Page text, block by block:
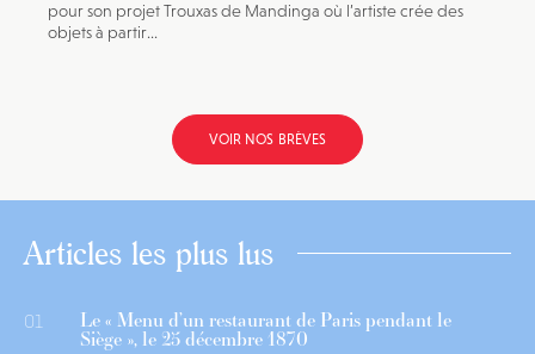
pour son projet Trouxas de Mandinga où l’artiste crée des
objets à partir...
VOIR NOS BRÈVES
Articles les plus lus
01 Le « Menu d’un restaurant de Paris pendant le
Siège », le 25 décembre 1870